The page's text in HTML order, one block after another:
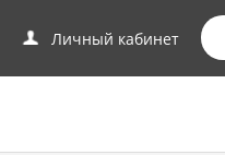
Личный кабинет